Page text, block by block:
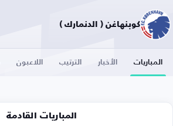
كوبنهاغن ( الدنمارك )
المباريات الأخبار الترتيب اللاعبون
المباريات القادمة